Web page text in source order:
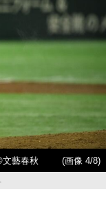
藝春秋
(画像 4/8)